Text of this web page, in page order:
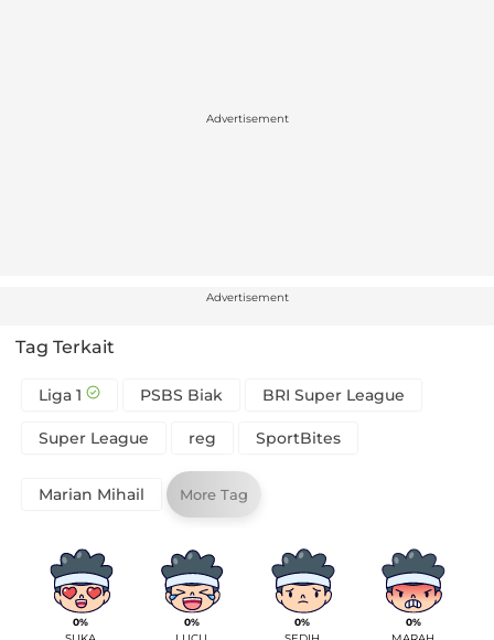
Advertisement
Advertisement
Tag Terkait
Liga 1 PSBS Biak BRI Super League
Super League reg SportBites
Marian Mihail More Tag
0% 0% 0% 0%